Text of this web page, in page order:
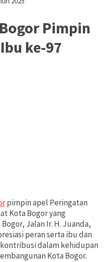
Pimpin
ke-97
pimpin apel Peringatan
Kota Bogor yang
Jalan Ir. H. Juanda,
peran serta ibu dan
dalam kehidupan
Kota Bogor.